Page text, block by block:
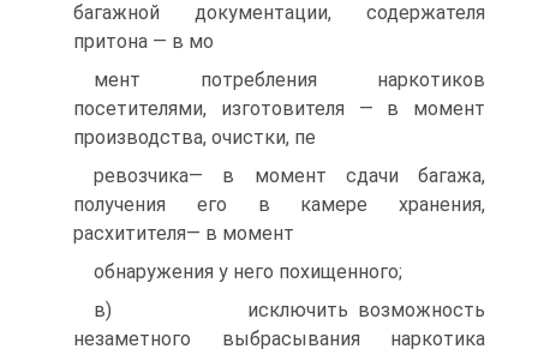
багажной документации, содержателя
притона — в мо
мент потребления наркотиков
посетителями, изготовителя — в момент
производства, очистки, пе
ревозчика— в момент сдачи багажа,
получения его в камере хранения,
расхитителя— в момент
обнаружения у него похищенного;
в) исключить возможность
незаметного выбрасывания наркотика